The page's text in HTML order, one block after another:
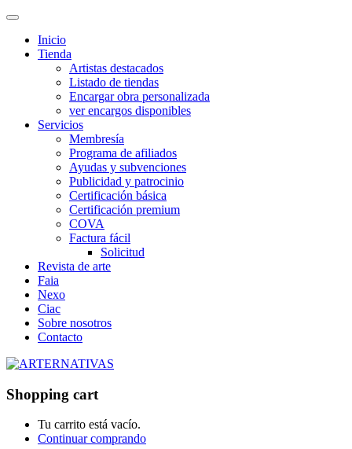
Inicio
Tienda
Artistas destacados
Listado de tiendas
Encargar obra personalizada
ver encargos disponibles
Servicios
Membresía
Programa de afiliados
Ayudas y subvenciones
Publicidad y patrocinio
Certificación básica
Certificación premium
COVA
Factura fácil
Solicitud
Revista de arte
Faia
Nexo
Ciac
Sobre nosotros
Contacto
Shopping cart
Tu carrito está vacío.
Continuar comprando